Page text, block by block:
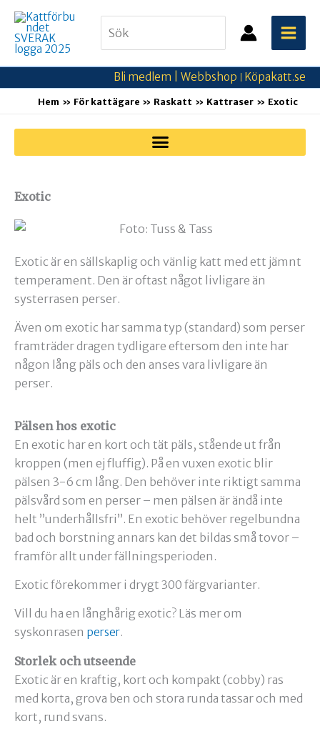
Hoppa
innehåll
for:
Bli medlem | Webbshop Köpakatt.se
Hem För kattägare Raskatt Kattraser Exotic
Exotic
Exotic är en sällskaplig och vänlig katt med ett jämnt
temperament. Den är oftast något livligare än
systerrasen perser.
Även om exotic har samma typ (standard) som perser
framträder dragen tydligare eftersom den inte har
någon lång päls och den anses vara livligare än
perser.
Pälsen hos exotic
En exotic har en kort och tät päls, stående ut från
kroppen (men ej fluffig). På en vuxen exotic blir
pälsen 3-6 cm lång. Den behöver inte riktigt samma
pälsvård som en perser – men pälsen är ändå inte
helt ”underhållsfri”. En exotic behöver regelbundna
bad och borstning annars kan det bildas små tovor –
framför allt under fällningsperioden.
Exotic förekommer i drygt 300 färgvarianter.
Vill du ha en långhårig exotic? Läs mer om
syskonrasen perser.
Storlek och utseende
Exotic är en kraftig, kort och kompakt (cobby) ras
med korta, grova ben och stora runda tassar och med
kort, rund svans.